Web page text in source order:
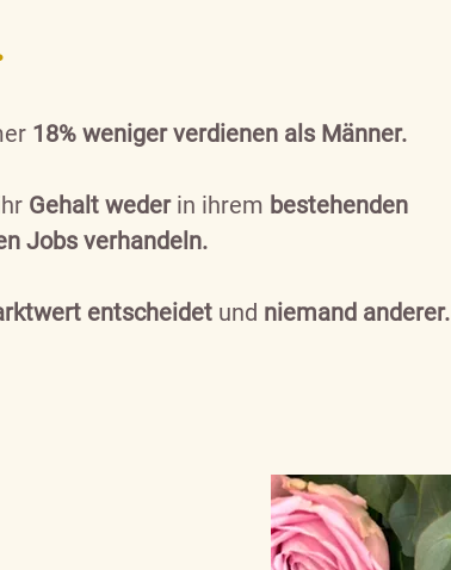
18% weniger verdienen als Männer.
Gehalt wederin ihrem bestehenden
Jobs verhandeln.
entscheidetund niemand anderer.